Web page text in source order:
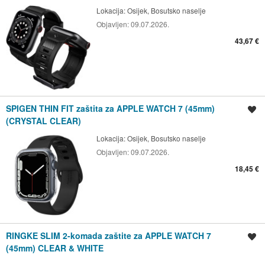
Lokacija:Osijek, Bosutsko naselje
Objavljen:09.07.2026.
43,67 €
SPIGEN THIN FIT zaštita za APPLE WATCH 7 (45mm)
(CRYSTAL CLEAR)
Lokacija:Osijek, Bosutsko naselje
Objavljen:09.07.2026.
18,45 €
RINGKE SLIM 2-komada zaštite za APPLE WATCH 7
(45mm) CLEAR & WHITE